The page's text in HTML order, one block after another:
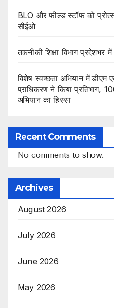
BLO और फील्ड स्टॉफ को
सीईओ
तकनीकी शिक्षा विभाग प्रदेशभर
विशेष स्वच्छता अभियान में डीएम
प्राधिकरण ने किया प्रतिभाग,
अभियान का हिस्सा
Recent Comments
No comments to show.
Archives
August 2026
July 2026
June 2026
May 2026